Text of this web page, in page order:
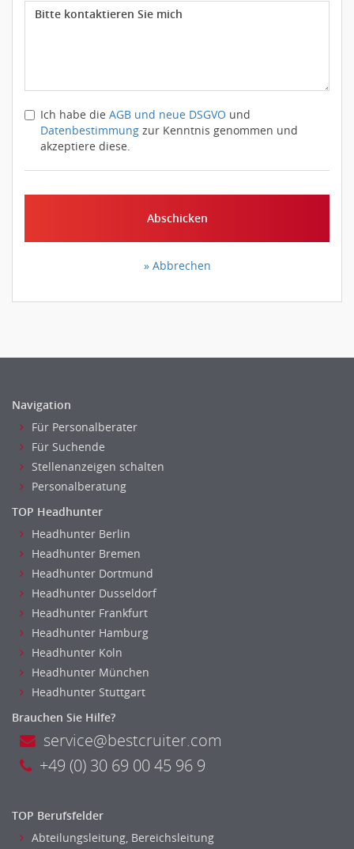
Ich habe die AGB und neue DSGVO und
Datenbestimmung zur Kenntnis genommen und
akzeptiere diese.
Abschicken
» Abbrechen
Navigation
Für Personalberater
Für Suchende
Stellenanzeigen schalten
Personalberatung
TOP Headhunter
Headhunter Berlin
Headhunter Bremen
Headhunter Dortmund
Headhunter Dusseldorf
Headhunter Frankfurt
Headhunter Hamburg
Headhunter Koln
Headhunter München
Headhunter Stuttgart
Brauchen Sie Hilfe?
service@bestcruiter.com
+49 (0) 30 69 00 45 96 9
TOP Berufsfelder
Abteilungsleitung, Bereichsleitung